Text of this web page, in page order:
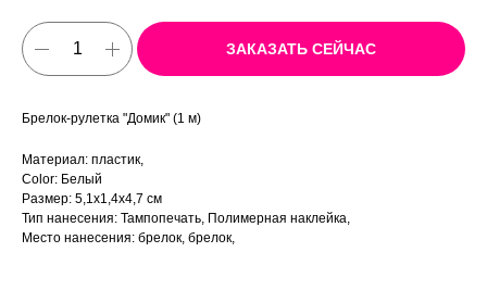
ЗАКАЗАТЬ СЕЙЧАС
Брелок-рулетка "Домик" (1 м)
Материал: пластик,
Color: Белый
Размер: 5,1х1,4х4,7 см
Тип нанесения: Тампопечать, Полимерная наклейка,
Место нанесения: брелок, брелок,